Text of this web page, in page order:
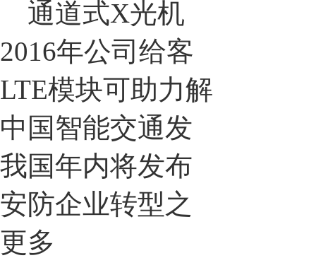
通道式X光机
2016年公司给客
LTE模块可助力解
中国智能交通发
我国年内将发布
安防企业转型之
更多